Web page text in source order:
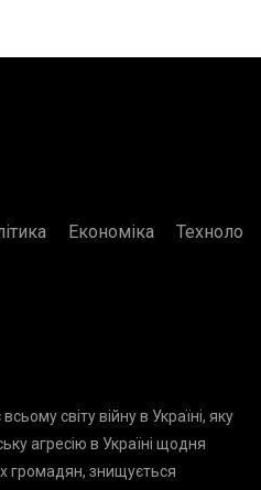
Економіка Технології
світу війну в Україні, яку
агресію в Україні щодня
громадян, знищується